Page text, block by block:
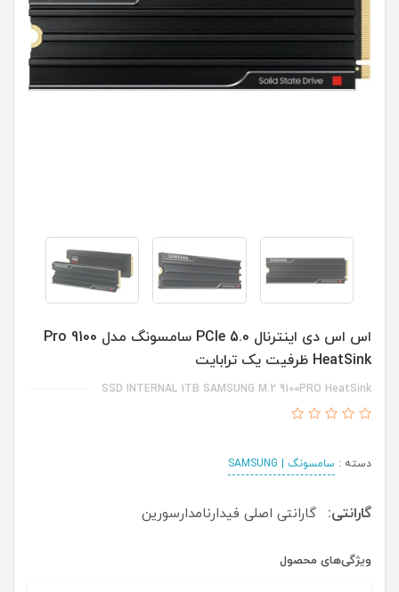
اس اس دی اینترنال PCIe 5.0 سامسونگ مدل Pro 9100
HeatSink ظرفیت یک ترابایت
SSD INTERNAL 1TB SAMSUNG M.2 9100PRO HeatSink
دسته : سامسونگ | SAMSUNG
گارانتی: گارانتی اصلی فیدارنامدارسورین
ویژگی‌های محصول